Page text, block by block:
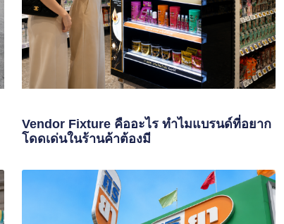
Vendor Fixture คืออะไร ทำไมแบรนด์ที่อยาก
โดดเด่นในร้านค้าต้องมี